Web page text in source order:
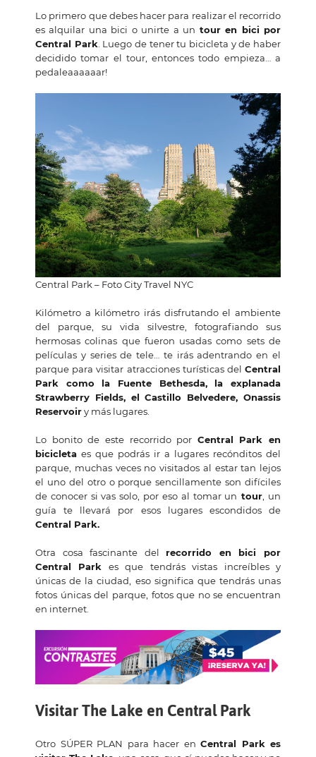
Lo primero que debes hacer para realizar el recorrido
es alquilar una bici o unirte a un tour en bici por
Central Park . Luego de tener tu bicicleta y de haber
decidido tomar el tour, entonces todo empieza… a
pedaleaaaaaar!
Central Park – Foto City Travel NYC
Kilómetro a kilómetro irás disfrutando el ambiente
del parque, su vida silvestre, fotografiando sus
hermosas colinas que fueron usadas como sets de
películas y series de tele… te irás adentrando en el
parque para visitar atracciones turísticas del Central
Park como la Fuente Bethesda, la explanada
Strawberry Fields, el Castillo Belvedere, Onassis
Reservoiry más lugares.
Lo bonito de este recorrido por Central Park en
bicicleta es que podrás ir a lugares recónditos del
parque, muchas veces no visitados al estar tan lejos
el uno del otro o porque sencillamente son difíciles
de conocer si vas solo, por eso al tomar un tour , un
guía te llevará por esos lugares escondidos de
Central Park.
Otra cosa fascinante del recorrido en bici por
Central Park es que tendrás vistas increíbles y
únicas de la ciudad, eso significa que tendrás unas
fotos únicas del parque, fotos que no se encuentran
en internet.
Visitar The Lake en Central Park
Otro SÚPER PLAN para hacer en Central Park es